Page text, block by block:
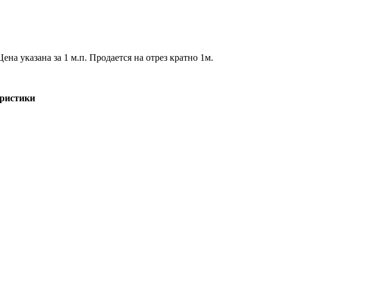
указана за 1 м.п. Продается на отрез кратно 1м.